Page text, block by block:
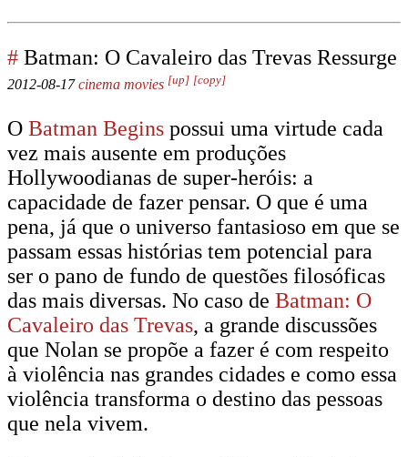
# Batman: O Cavaleiro das Trevas Ressurge
2012-08-17cinema movies [up] [copy]
O Batman Begins possui uma virtude cada
vez mais ausente em produções
Hollywoodianas de super-heróis: a
capacidade de fazer pensar. O que é uma
pena, já que o universo fantasioso em que se
passam essas histórias tem potencial para
ser o pano de fundo de questões filosóficas
das mais diversas. No caso de Batman: O
Cavaleiro das Trevas, a grande discussões
que Nolan se propõe a fazer é com respeito
à violência nas grandes cidades e como essa
violência transforma o destino das pessoas
que nela vivem.